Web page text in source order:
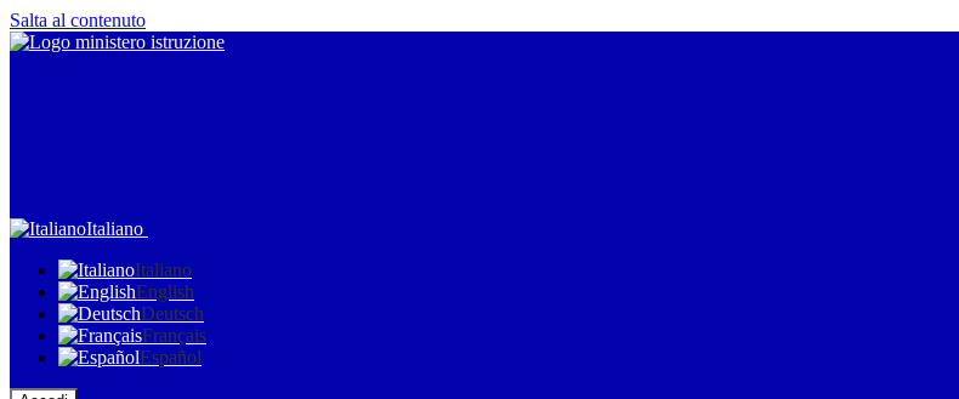
Salta al contenuto
Italiano
Italiano
English
Deutsch
Français
Español